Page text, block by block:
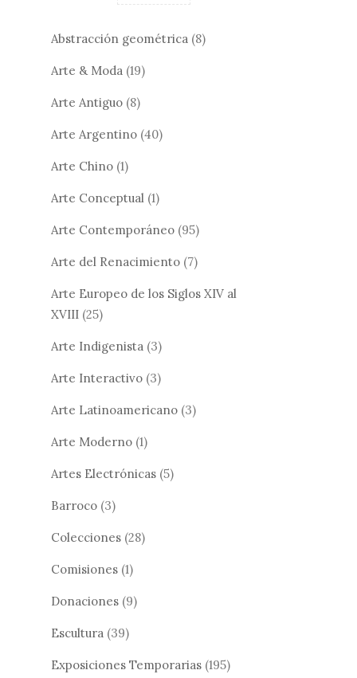
Abstracción geométrica (8)
Arte & Moda (19)
Arte Antiguo (8)
Arte Argentino (40)
Arte Chino (1)
Arte Conceptual (1)
Arte Contemporáneo (95)
Arte del Renacimiento (7)
Arte Europeo de los Siglos XIV al
XVIII (25)
Arte Indigenista (3)
Arte Interactivo (3)
Arte Latinoamericano (3)
Arte Moderno (1)
Artes Electrónicas (5)
Barroco (3)
Colecciones (28)
Comisiones (1)
Donaciones (9)
Escultura (39)
Exposiciones Temporarias (195)